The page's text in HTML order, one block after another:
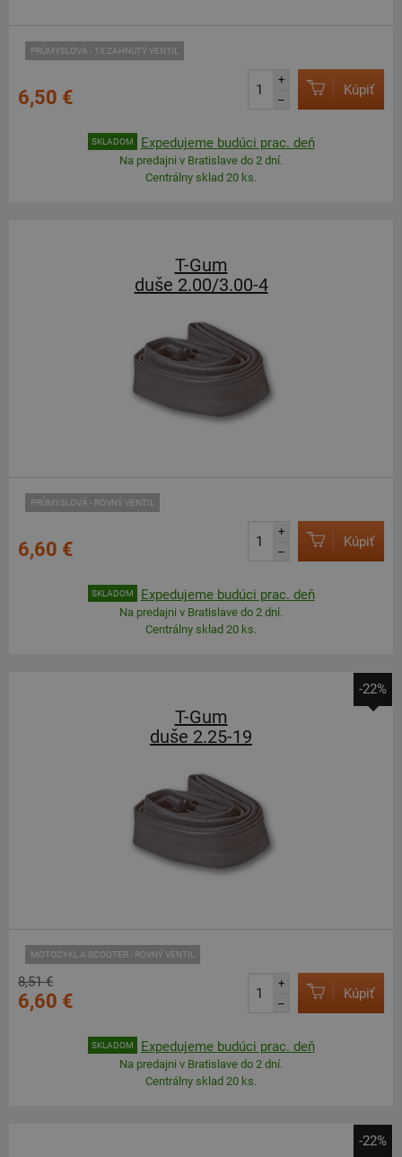
PRŮMYSLOVÁ - 1X ZAHNUTÝ VENTIL
6,50 €
+
–
Kúpiť
SKLADOM Expedujeme budúci prac. deň
Na predajni v Bratislave do 2 dní.
Centrálny sklad 20 ks.
T-Gum
duše 2.00/3.00-4
PRŮMYSLOVÁ - ROVNÝ VENTIL
6,60 €
+
–
Kúpiť
SKLADOM Expedujeme budúci prac. deň
Na predajni v Bratislave do 2 dní.
Centrálny sklad 20 ks.
-22%
T-Gum
duše 2.25-19
MOTOCYKL A SCOOTER - ROVNÝ VENTIL
8,51 €
6,60 €
+
–
Kúpiť
SKLADOM Expedujeme budúci prac. deň
Na predajni v Bratislave do 2 dní.
Centrálny sklad 20 ks.
-22%